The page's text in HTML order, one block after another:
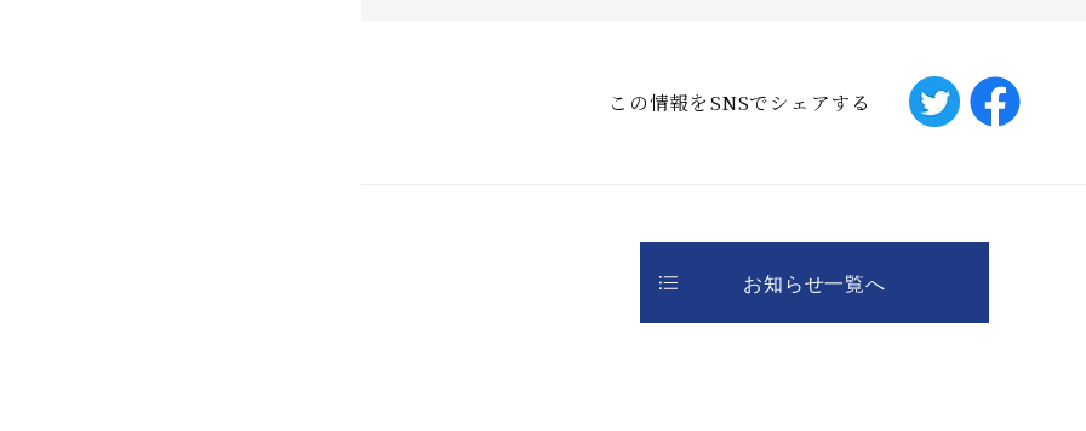
この情報をSNSでシェアする
お知らせ一覧へ